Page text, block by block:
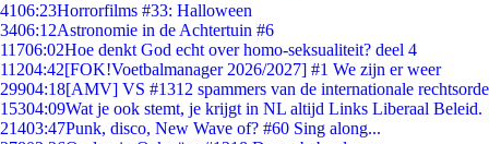
4106:23Horrorfilms #33: Halloween
3406:12Astronomie in de Achtertuin #6
11706:02Hoe denkt God echt over homo-seksualiteit? deel 4
11204:42[FOK!Voetbalmanager 2026/2027] #1 We zijn er weer
29904:18[AMV] VS #1312 spammers van de internationale rechtsorde
15304:09Wat je ook stemt, je krijgt in NL altijd Links Liberaal Beleid.
21403:47Punk, disco, New Wave of? #60 Sing along...